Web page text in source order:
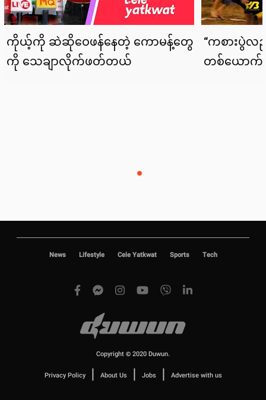
News Lifestyle Cele Yatkwat Sports Tech
Copyright © 2020 Duwun.
Privacy Policy | About Us | Jobs | Advertise with us